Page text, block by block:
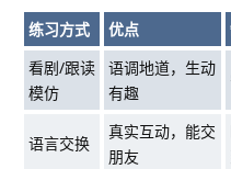
练习方式 优点
看剧/跟读
模仿
语调地道，生动
有趣
语言交换
真实互动，能交
朋友